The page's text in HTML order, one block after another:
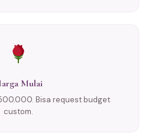
Mulai
Bisa request budget
custom.